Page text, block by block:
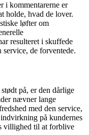
i kommentarerne er
holde, hvad de lover.
løfter om
resulteret i skuffede
de forventede.
på, er den dårlige
nævner lange
med den service,
på kundernes
villighed til at forblive